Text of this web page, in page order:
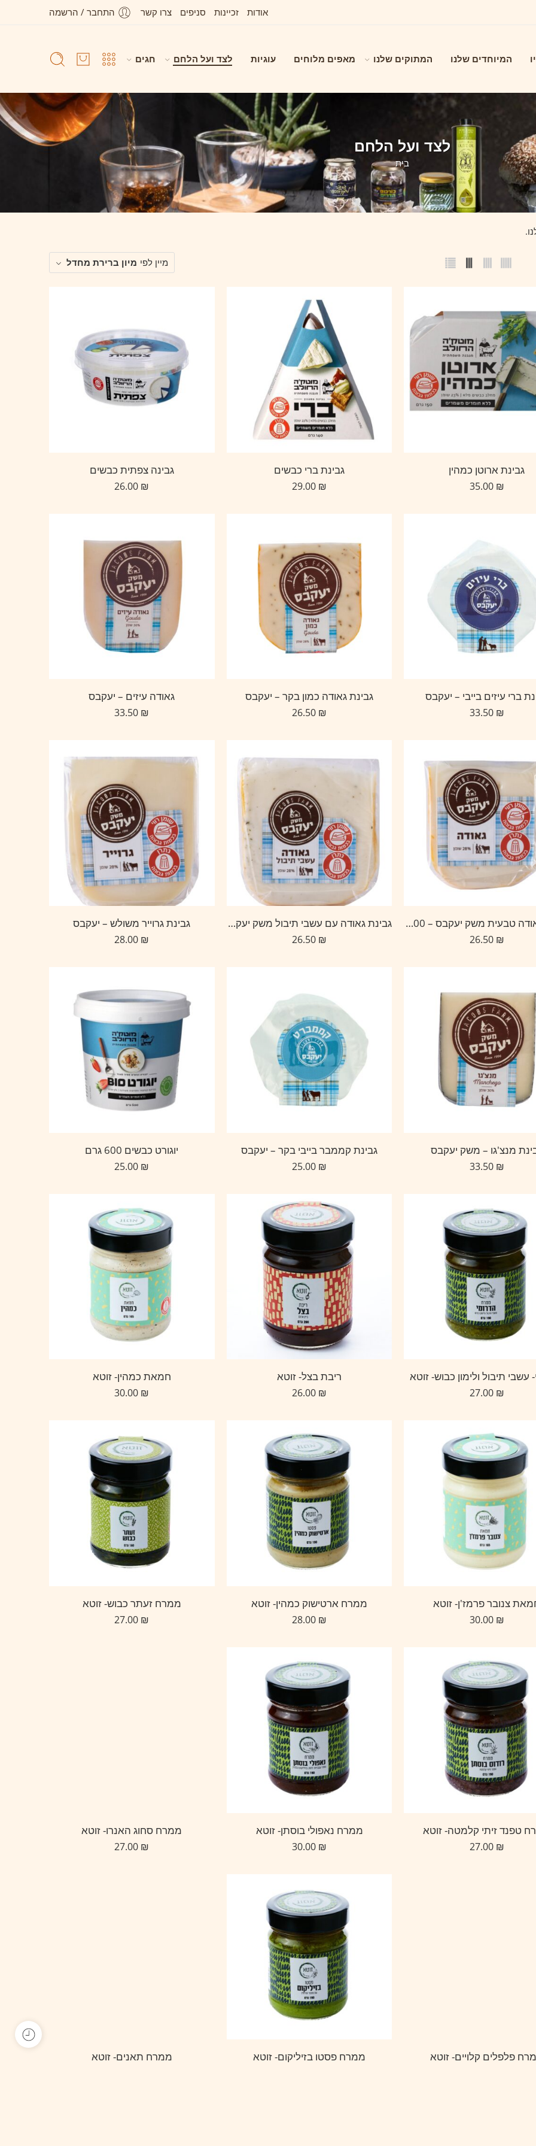
אודות זכיינות סניפים צרו קשר התחבר / הרשמה
המיוחדים שלנו המתוקים שלנו מאפים מלוחים עוגיות לצד ועל הלחם חגים
לצד ועל הלחם
בית
מיין לפי מיון ברירת מחדל
גבינת ארוטן כמהין
₪
35.00
גבינת ברי כבשים
₪
גבינה צפתית כבשים
₪
ברי עיזים בייבי – יעקבס
₪
33.50
גבינת גאודה כמון בקר – יעקבס
₪
גאודה עיזים – יעקבס
₪
גבינת גאודה טבעית משק יעקבס – 200 גרם
₪
26.50
גבינת גאודה עם עשבי תיבול משק יעקבס
₪
גבינת גרוייר משולש – יעקבס
₪
מנצ'גו – משק יעקבס
₪
33.50
גבינת קממבר בייבי בקר – יעקבס
₪
יוגורט כבשים 600 גרם
₪
עשבי תיבול ולימון כבוש- זוטא
₪
27.00
ריבת בצל- זוטא
₪
חמאת כמהין- זוטא
₪
צנובר פרמז'ן- זוטא
₪
30.00
ממרח ארטישוק כמהין- זוטא
₪
ממרח זעתר כבוש- זוטא
₪
טפנד זיתי קלמטה- זוטא
₪
27.00
ממרח נאפולי בוסתן- זוטא
₪
ממרח סחוג האנרו- זוטא
₪
פלפלים קלויים- זוטא ממרח פסטו בזיליקום- זוטא ממרח תאנים- זוטא